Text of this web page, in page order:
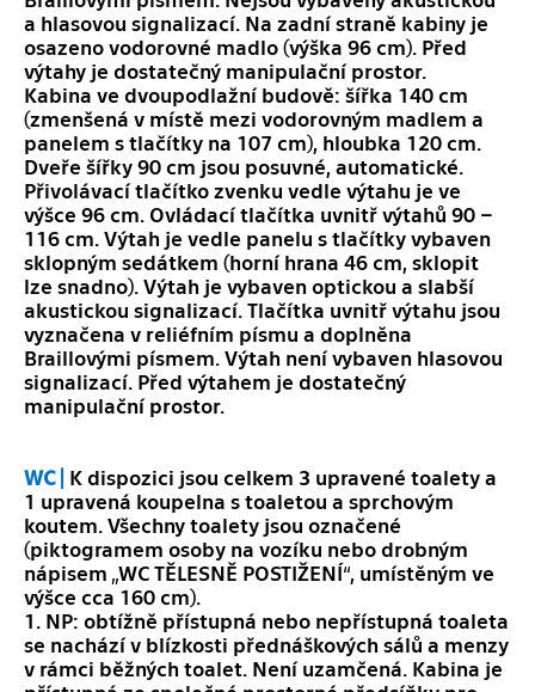
a hlasovou signalizací. Na zadní straně kabiny je
osazeno vodorovné madlo (výška 96 cm). Před
výtahy je dostatečný manipulační prostor.
Kabina ve dvoupodlažní budově: šířka 140 cm
(zmenšená v místě mezi vodorovným madlem a
panelem s tlačítky na 107 cm), hloubka 120 cm.
Dveře šířky 90 cm jsou posuvné, automatické.
Přivolávací tlačítko zvenku vedle výtahu je ve
výšce 96 cm. Ovládací tlačítka uvnitř výtahů 90 –
116 cm. Výtah je vedle panelu s tlačítky vybaven
sklopným sedátkem (horní hrana 46 cm, sklopit
lze snadno). Výtah je vybaven optickou a slabší
akustickou signalizací. Tlačítka uvnitř výtahu jsou
vyznačena v reliéfním písmu a doplněna
Braillovými písmem. Výtah není vybaven hlasovou
signalizací. Před výtahem je dostatečný
manipulační prostor.
WC | K dispozici jsou celkem 3 upravené toalety a
1 upravená koupelna s toaletou a sprchovým
koutem. Všechny toalety jsou označené
(piktogramem osoby na vozíku nebo drobným
nápisem „WC TĚLESNĚ POSTIŽENÍ“, umístěným ve
výšce cca 160 cm).
1. NP: obtížně přístupná nebo nepřístupná toaleta
se nachází v blízkosti přednáškových sálů a menzy
v rámci běžných toalet. Není uzamčená. Kabina je